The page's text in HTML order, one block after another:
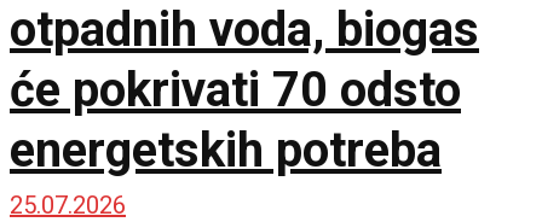
otpadnih voda, biogas
će pokrivati 70 odsto
energetskih potreba
25.07.2026